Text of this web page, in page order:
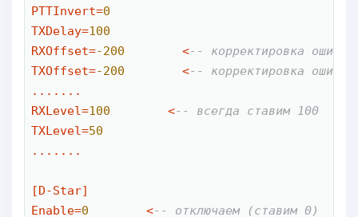
PTTInvert=0
TXDelay=100
RXOffset=-200 <-- корректировка ошибки
TXOffset=-200 <-- корректировка ошибки
.......
RXLevel=100 <-- всегда ставим 100
TXLevel=50
.......
[D-Star]
Enable=0 <-- отключаем (ставим 0)